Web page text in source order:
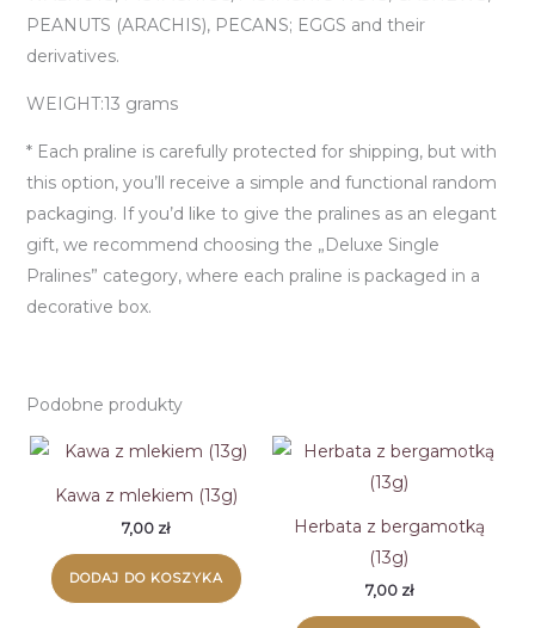
PEANUTS (ARACHIS), PECANS; EGGS and their
derivatives.
WEIGHT:13 grams
* Each praline is carefully protected for shipping, but with
this option, you’ll receive a simple and functional random
packaging. If you’d like to give the pralines as an elegant
gift, we recommend choosing the „Deluxe Single
Pralines” category, where each praline is packaged in a
decorative box.
Podobne produkty
Kawa z mlekiem (13g)
7,00 zł
DODAJ DO KOSZYKA
Herbata z bergamotką
(13g)
7,00 zł